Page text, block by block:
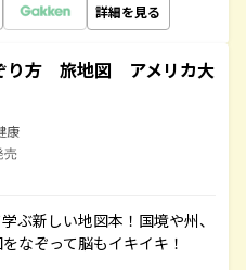
詳細を見る
り方 旅地図 アメリカ大
康
売
ぶ新しい地図本！国境や州、
なぞって脳もイキイキ！